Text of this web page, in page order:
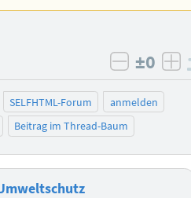
negativ
±0
SELFHTML-Forum
anmelden
Beitrag im Thread-Baum